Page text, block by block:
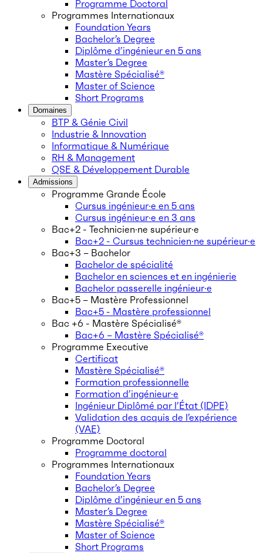
Programme Doctoral
Programmes Internationaux
Foundation Years
Bachelor’s Degree
Diplôme d’ingénieur en 5 ans
Master’s Degree
Mastère Spécialisé®
Master of Science
Short Programs
Domaines
BTP & Génie Civil
Industrie & Innovation
Informatique & Numérique
RH & Management
QSE & Développement Durable
Admissions
Programme Grande École
Cursus ingénieur·e en 5 ans
Cursus ingénieur·e en 3 ans
Bac+2 - Technicien·ne supérieur·e
Bac+2 - Cursus technicien·ne supérieur·e
Bac+3 – Bachelor
Bachelor de spécialité
Bachelor en sciences et en ingénierie
Bachelor passerelle ingénieur·e
Bac+5 – Mastère Professionnel
Bac+5 - Mastère professionnel
Bac +6 - Mastère Spécialisé®
Bac+6 – Mastère Spécialisé®
Programme Executive
Certificat
Mastère Spécialisé®
Formation professionnelle
Formation d’ingénieur·e
Ingénieur Diplômé par l’État (IDPE)
Validation des acquis de l’expérience
(VAE)
Programme Doctoral
Programme doctoral
Programmes Internationaux
Foundation Years
Bachelor’s Degree
Diplôme d’ingénieur en 5 ans
Master’s Degree
Mastère Spécialisé®
Master of Science
Short Programs